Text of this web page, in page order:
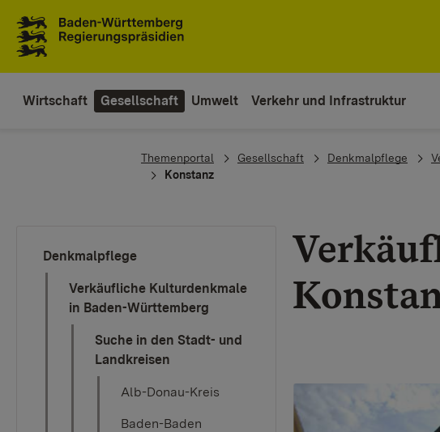
Wirtschaft Gesellschaft Umwelt Verkehr und Infrastruktur
You are here:
Themenportal Gesellschaft Denkmalpflege
Konstanz
Denkmalpflege
Verkäufliche Kulturdenkmale
in Baden-Württemberg
Suche in den Stadt- und
Landkreisen
Alb-Donau-Kreis
Baden-Baden